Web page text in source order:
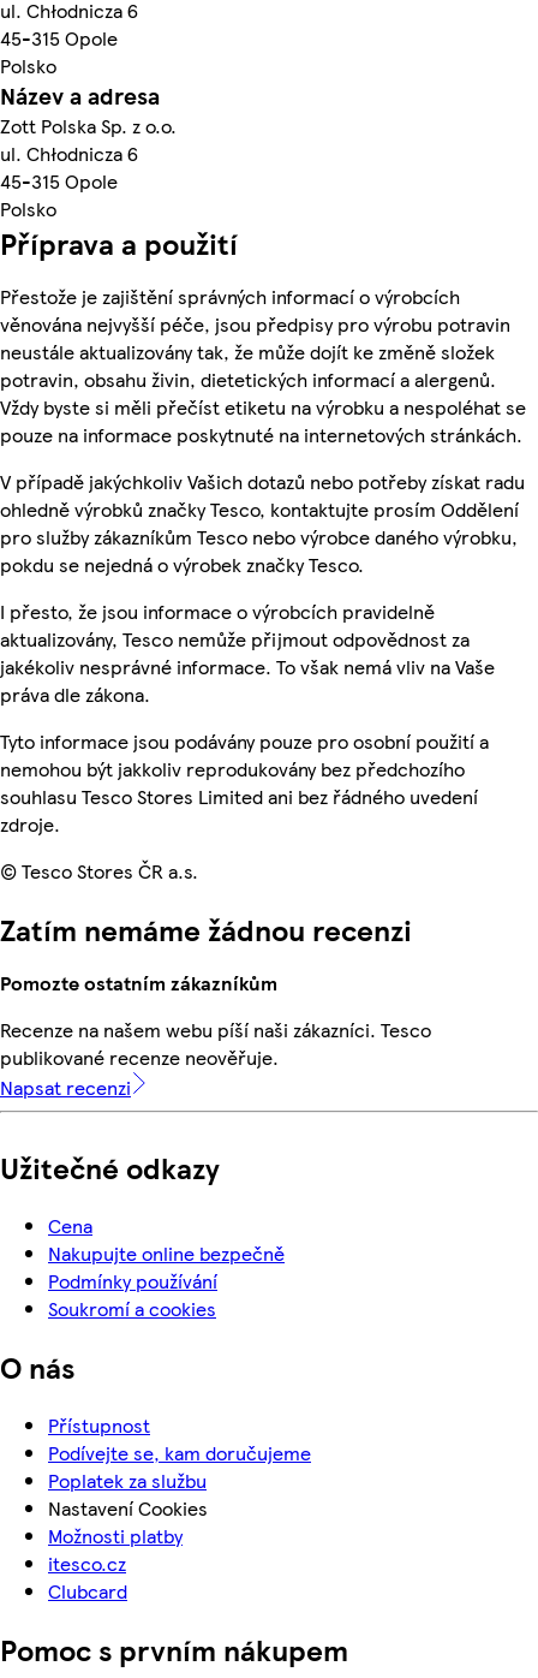
ul. Chłodnicza 6
45-315 Opole
Polsko
Název a adresa
Zott Polska Sp. z o.o.
ul. Chłodnicza 6
45-315 Opole
Polsko
Příprava a použití
Přestože je zajištění správných informací o výrobcích
věnována nejvyšší péče, jsou předpisy pro výrobu potravin
neustále aktualizovány tak, že může dojít ke změně složek
potravin, obsahu živin, dietetických informací a alergenů.
Vždy byste si měli přečíst etiketu na výrobku a nespoléhat se
pouze na informace poskytnuté na internetových stránkách.
V případě jakýchkoliv Vašich dotazů nebo potřeby získat radu
ohledně výrobků značky Tesco, kontaktujte prosím Oddělení
pro služby zákazníkům Tesco nebo výrobce daného výrobku,
pokdu se nejedná o výrobek značky Tesco.
I přesto, že jsou informace o výrobcích pravidelně
aktualizovány, Tesco nemůže přijmout odpovědnost za
jakékoliv nesprávné informace. To však nemá vliv na Vaše
práva dle zákona.
Tyto informace jsou podávány pouze pro osobní použití a
nemohou být jakkoliv reprodukovány bez předchozího
souhlasu Tesco Stores Limited ani bez řádného uvedení
zdroje.
© Tesco Stores ČR a.s.
Zatím nemáme žádnou recenzi
Pomozte ostatním zákazníkům
Recenze na našem webu píší naši zákazníci. Tesco
publikované recenze neověřuje.
Napsat recenzi
Užitečné odkazy
Cena
Nakupujte online bezpečně
Podmínky používání
Soukromí a cookies
O nás
Přístupnost
Podívejte se, kam doručujeme
Poplatek za službu
Nastavení Cookies
Možnosti platby
itesco.cz
Clubcard
Pomoc s prvním nákupem